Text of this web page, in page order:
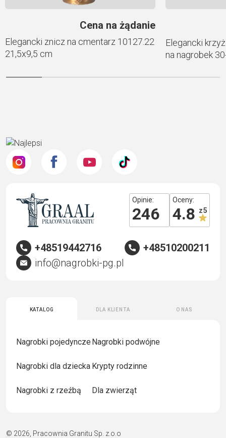
Cena na żądanie
Elegancki znicz na cmentarz 10127.22
21,5х9,5 cm
Elegancki
na nagrobek
Katalog Dla klienta O nas
Nagrobki pojedyncze Nagrobki podwójne
Nagrobki dla dziecka Krypty rodzinne
Nagrobki z rzeźbą Dla zwierząt
Opinie:
246
Oceny:
4.8 z 5
+48519442716
+48510200211
info@nagrobki-pg.pl
© 2026, Pracownia Granitu Sp. z.o.o